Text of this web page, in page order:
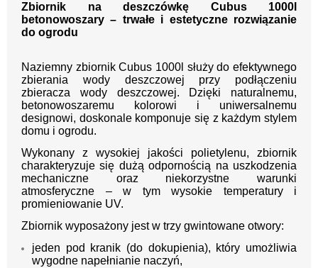
Zbiornik na deszczówkę Cubus 1000l
betonowoszary – trwałe i estetyczne rozwiązanie
do ogrodu
Naziemny zbiornik Cubus 1000l służy do efektywnego
zbierania wody deszczowej przy podłączeniu
zbieracza wody deszczowej. Dzięki naturalnemu,
betonowoszaremu kolorowi i uniwersalnemu
designowi, doskonale komponuje się z każdym stylem
domu i ogrodu.
Wykonany z wysokiej jakości polietylenu, zbiornik
charakteryzuje się dużą odpornością na uszkodzenia
mechaniczne oraz niekorzystne warunki
atmosferyczne – w tym wysokie temperatury i
promieniowanie UV.
Zbiornik wyposażony jest w trzy gwintowane otwory:
jeden pod kranik (do dokupienia), który umożliwia
wygodne napełnianie naczyń,